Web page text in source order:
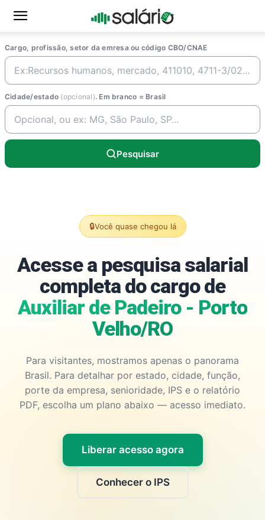
Cargo, profissão, setor da emresa ou código CBO/CNAE
Cidade/estado (opcional). Em branco = Brasil
Pesquisar
🔒Você quase chegou lá
Acesse a pesquisa salarial
completa do cargo de
Auxiliar de Padeiro - Porto
Velho/RO
Para visitantes, mostramos apenas o panorama
Brasil. Para detalhar por estado, cidade, função,
porte da empresa, senioridade, IPS e o relatório
PDF, escolha um plano abaixo — acesso imediato.
Liberar acesso agora
Conhecer o IPS